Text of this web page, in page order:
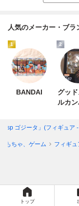
人気のメーカー・ブラ
1
BANDAI
2
グッ
ルカ
ゴジータ」(フィギュア
おもちゃ、ゲーム フィギュ
トップ